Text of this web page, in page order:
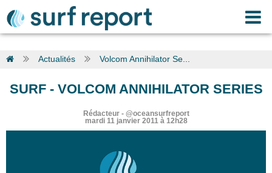
Actualités Volcom Annihilator Se...
SURF- VOLCOM ANNIHILATOR SERIES
Rédacteur- @oceansurfreport
mardi 11 janvier 2011 à 12h28